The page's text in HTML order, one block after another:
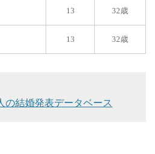
13 32歳
13 32歳
の結婚発表データベース